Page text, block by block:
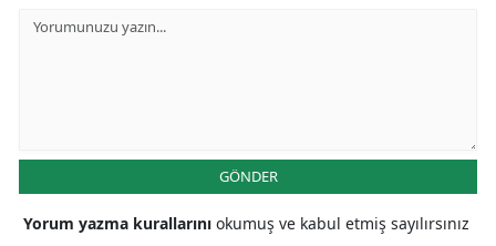
GÖNDER
Yorum yazma kurallarını okumuş ve kabul etmiş sayılırsınız